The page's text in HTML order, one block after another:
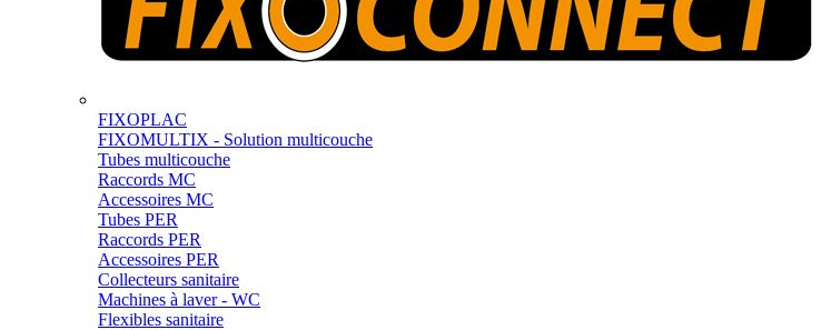
FIXOPLAC
FIXOMULTIX - Solution multicouche
Tubes multicouche
Raccords MC
Accessoires MC
Tubes PER
Raccords PER
Accessoires PER
Collecteurs sanitaire
Machines à laver - WC
Flexibles sanitaire